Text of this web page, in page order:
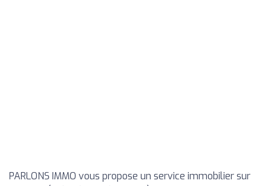
PARLONS IMMO vous propose un service immobilier sur